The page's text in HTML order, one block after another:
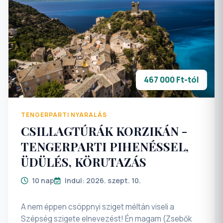
467 000 Ft-tól
TENGERPARTI NYARALÁS
CSILLAGTÚRÁK KORZIKÁN -
TENGERPARTI PIHENÉSSEL,
ÜDÜLÉS, KÖRUTAZÁS
10 nap Indul: 2026. szept. 10.
A nem éppen csöppnyi sziget méltán viseli a
Szépség szigete elnevezést! Én magam (Zsebők